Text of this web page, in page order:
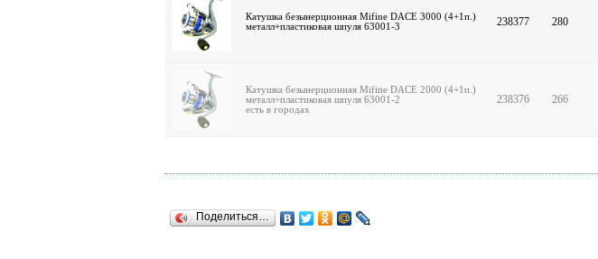
Катушка безынерционная Mifine DACE 3000 (4+1п.)
металл+пластиковая шпуля 63001-3
238377 280
Катушка безынерционная Mifine DACE 2000 (4+1п.)
металл+пластиковая шпуля 63001-2
есть в городах
238376 266
Поделиться…